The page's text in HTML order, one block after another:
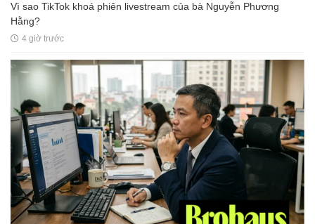
Vì sao TikTok khoá phiên livestream của bà Nguyễn Phương
Hằng?
4 giờ trước